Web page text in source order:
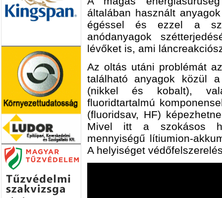
általában használt
égéssel és ezzel a
anódanyagok
lévőket is, ami
Az oltás utáni problémát
található anyagok közül
(nikkel és kobalt),
fluoridtartalmú
(fluoridsav, HF)
Mivel itt a szokásos
mennyiségű lítiumion-
A helyiséget